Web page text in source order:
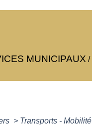
MUNICIPAUX /
> Transports - Mobilité